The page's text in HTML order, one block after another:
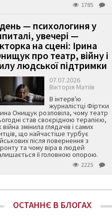
1785
— психологиня у
увечері —
на сцені: Ірина
про театр, війну і
людської підтримки
07.07.2026
Вікторія Матіїв
В інтерв'ю
журналістці Фіртки
Онищук розповіла, чому театр
став своєрідною терапією,
війна змінила глядачів і самих
що найчастіше турбує
після повернення з
та чому віра в людей
її головною опорою.
2225
ОСТАННЄ В БЛОГАХ